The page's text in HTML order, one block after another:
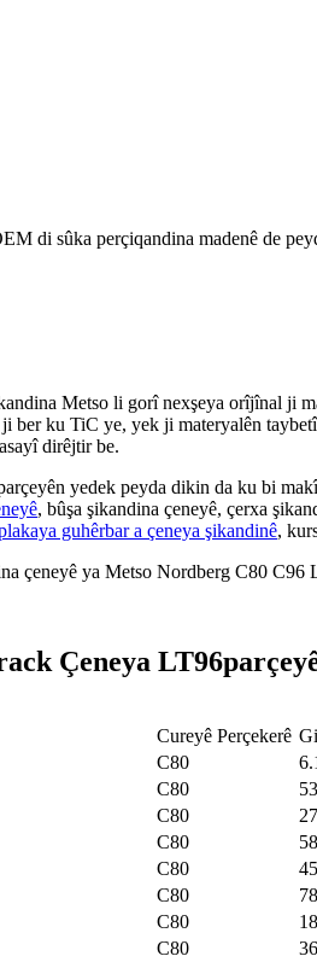
di sûka perçiqandina madenê de
Metso li gorî nexşeya orîjînal
ku TiC ye, yek ji materyalên
dirêjtir be.
yedek peyda dikin da ku bi
, bûşa şikandina çeneyê, çerxa
guhêrbar a çeneya şikandinê,
çeneyê ya Metso Nordberg C80 C96
Çeneya LT96
Cureyê Perçekerê
C80
C80
C80
C80
C80
C80
C80
C80